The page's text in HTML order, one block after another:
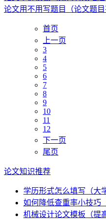
论文用不用写题目（论文题目
首页
上一页
3
4
5
6
7
8
9
10
11
12
下一页
尾页
论文知识推荐
学历形式怎么填写（大
如何降低查重率小技巧
机械设计论文模板（提